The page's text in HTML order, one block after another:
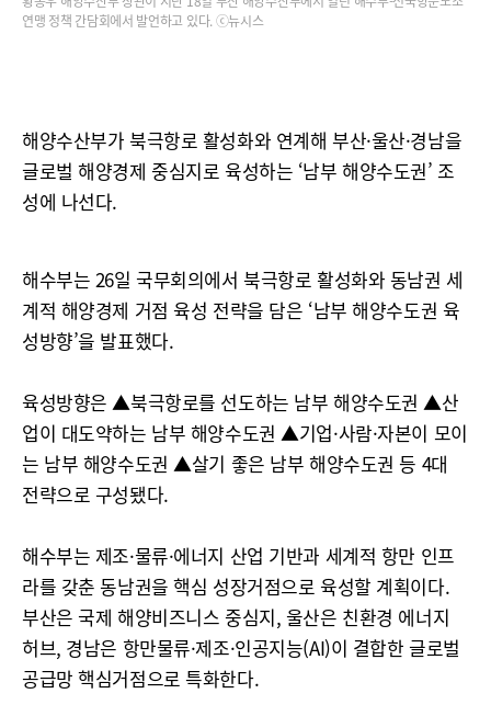
연맹 정책 간담회에서 발언하고 있다. ⓒ뉴시스
해양수산부가 북극항로 활성화와 연계해 부산·울산·경남을
글로벌 해양경제 중심지로 육성하는 ‘남부 해양수도권’ 조
성에 나선다.
해수부는 26일 국무회의에서 북극항로 활성화와 동남권 세
계적 해양경제 거점 육성 전략을 담은 ‘남부 해양수도권 육
성방향’을 발표했다.
육성방향은 ▲북극항로를 선도하는 남부 해양수도권 ▲산
업이 대도약하는 남부 해양수도권 ▲기업·사람·자본이 모이
는 남부 해양수도권 ▲살기 좋은 남부 해양수도권 등 4대
전략으로 구성됐다.
해수부는 제조·물류·에너지 산업 기반과 세계적 항만 인프
라를 갖춘 동남권을 핵심 성장거점으로 육성할 계획이다.
부산은 국제 해양비즈니스 중심지, 울산은 친환경 에너지
허브, 경남은 항만물류·제조·인공지능(AI)이 결합한 글로벌
공급망 핵심거점으로 특화한다.